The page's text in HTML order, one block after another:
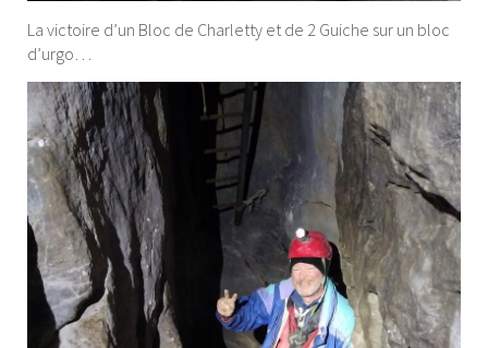
La victoire d’un Bloc de Charletty et de 2 Guiche sur un bloc
d’urgo…